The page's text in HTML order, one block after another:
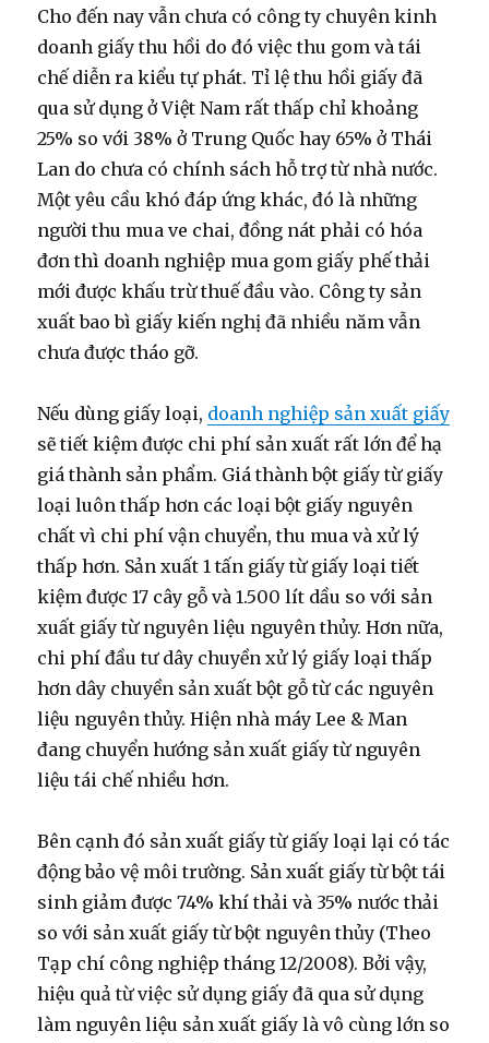
Cho đến nay vẫn chưa có công ty chuyên kinh
doanh giấy thu hồi do đó việc thu gom và tái
chế diễn ra kiểu tự phát. Tỉ lệ thu hồi giấy đã
qua sử dụng ở Việt Nam rất thấp chỉ khoảng
25% so với 38% ở Trung Quốc hay 65% ở Thái
Lan do chưa có chính sách hỗ trợ từ nhà nước.
Một yêu cầu khó đáp ứng khác, đó là những
người thu mua ve chai, đồng nát phải có hóa
đơn thì doanh nghiệp mua gom giấy phế thải
mới được khấu trừ thuế đầu vào. Công ty sản
xuất bao bì giấy kiến nghị đã nhiều năm vẫn
chưa được tháo gỡ.
Nếu dùng giấy loại, doanh nghiệp sản xuất giấy
sẽ tiết kiệm được chi phí sản xuất rất lớn để hạ
giá thành sản phẩm. Giá thành bột giấy từ giấy
loại luôn thấp hơn các loại bột giấy nguyên
chất vì chi phí vận chuyển, thu mua và xử lý
thấp hơn. Sản xuất 1 tấn giấy từ giấy loại tiết
kiệm được 17 cây gỗ và 1.500 lít dầu so với sản
xuất giấy từ nguyên liệu nguyên thủy. Hơn nữa,
chi phí đầu tư dây chuyền xử lý giấy loại thấp
hơn dây chuyền sản xuất bột gỗ từ các nguyên
liệu nguyên thủy. Hiện nhà máy Lee & Man
đang chuyển hướng sản xuất giấy từ nguyên
liệu tái chế nhiều hơn.
Bên cạnh đó sản xuất giấy từ giấy loại lại có tác
động bảo vệ môi trường. Sản xuất giấy từ bột tái
sinh giảm được 74% khí thải và 35% nước thải
so với sản xuất giấy từ bột nguyên thủy (Theo
Tạp chí công nghiệp tháng 12/2008). Bởi vậy,
hiệu quả từ việc sử dụng giấy đã qua sử dụng
làm nguyên liệu sản xuất giấy là vô cùng lớn so